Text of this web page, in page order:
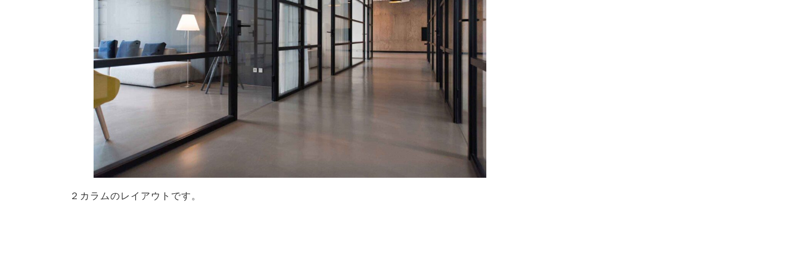
２カラムのレイアウトです。